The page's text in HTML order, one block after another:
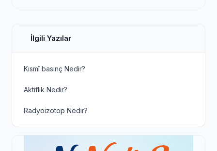
İlgili Yazılar
Kısmî basınç Nedir?
Aktiflik Nedir?
Radyoizotop Nedir?